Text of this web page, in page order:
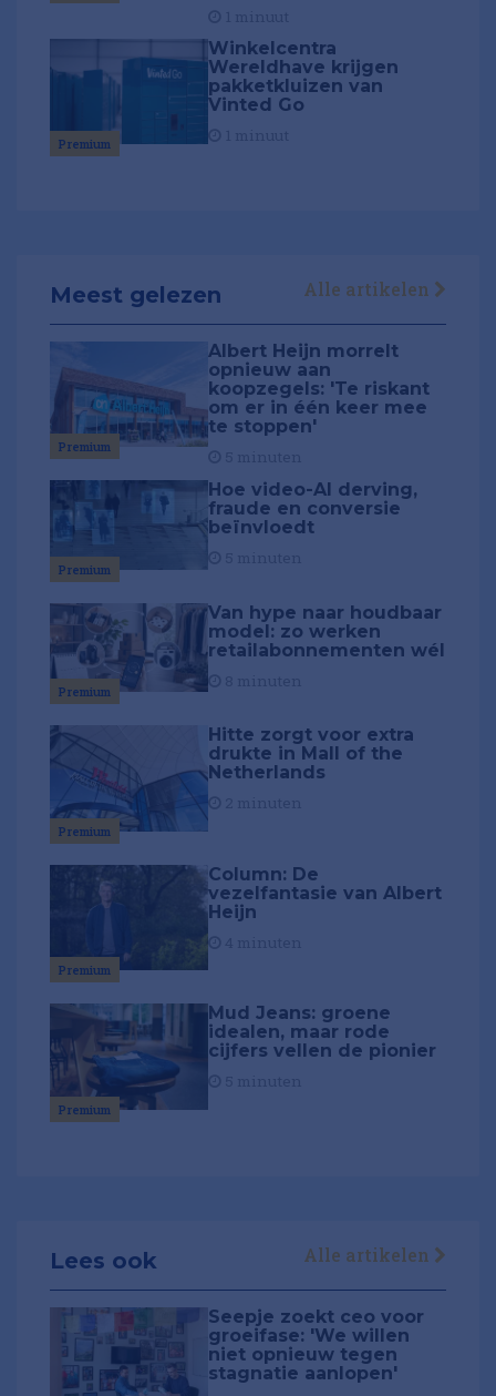
Premium
Winkelcentra
Wereldhave krijgen
pakketkluizen van
Vinted Go
Meest gelezen Alle artikelen
Premium
Albert Heijn morrelt
opnieuw aan
koopzegels: 'Te riskant
om er in één keer mee
te stoppen'
Premium
Hoe video-AI derving,
fraude en conversie
beïnvloedt
Premium
Van hype naar houdbaar
model: zo werken
retailabonnementen wél
Premium
Hitte zorgt voor extra
drukte in Mall of the
Netherlands
Premium
Column: De
vezelfantasie van Albert
Heijn
Premium
Mud Jeans: groene
idealen, maar rode
cijfers vellen de pionier
Lees ook Alle artikelen
Seepje zoekt ceo voor
groeifase: 'We willen
niet opnieuw tegen
stagnatie aanlopen'